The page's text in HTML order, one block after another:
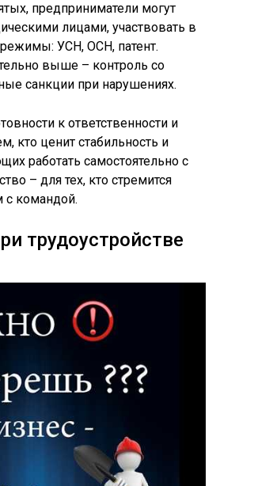
предприниматели могут
лицами, участвовать в
УСН, ОСН, патент.
выше – контроль со
санкции при нарушениях.
к ответственности и
кто ценит стабильность и
работать самостоятельно с
– для тех, кто стремится
с командой.
трудоустройстве